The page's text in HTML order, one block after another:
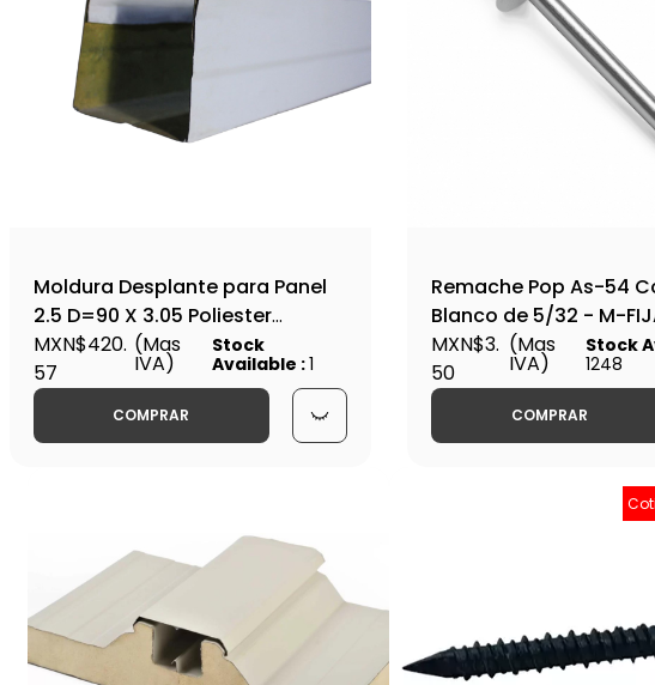
Moldura Desplante para Panel
2.5 D=90 X 3.05 Poliester
Estandar-Alta Calidad Blanco
Liso, Cal.24 - MOLDU0000185
MXN$420.
57
(Mas
IVA)
Stock
Available :1
COMPRAR
Remache Pop As-54
Blanco de 5/32 - M-
MXN$3.
50
(Mas
IVA)
Stock
1248
COMPRAR